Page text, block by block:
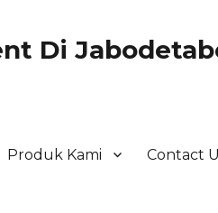
Di
Produk Kami Contact